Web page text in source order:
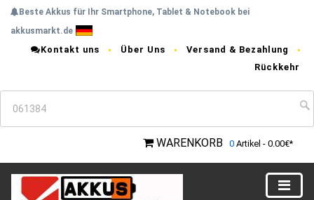
Beste Akkus für Ihr Smartphone, Tablet & Notebook bei
akkusmarkt.de
Kontakt uns Über Uns
Versand & Bezahlung
Rückkehr
WARENKORB 0 Artikel - 0.00€*